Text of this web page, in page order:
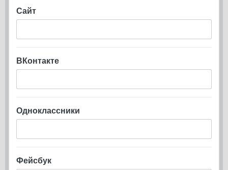
Сайт
ВКонтакте
Одноклассники
Фейсбук